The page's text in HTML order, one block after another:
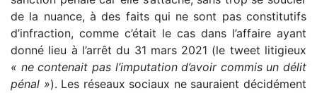
de la nuance, à des faits qui ne sont pas constitutifs
d’infraction, comme c’était le cas dans l’affaire ayant
donné lieu à l’arrêt du 31 mars 2021 (le tweet litigieux
« ne contenait pas l’imputation d’avoir commis un délit
pénal »). Les réseaux sociaux ne sauraient décidément